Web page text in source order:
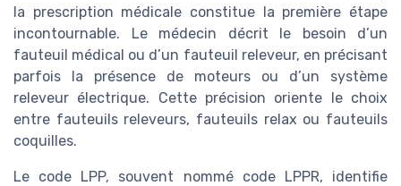
la prescription médicale constitue la première étape
incontournable. Le médecin décrit le besoin d’un
fauteuil médical ou d’un fauteuil releveur, en précisant
parfois la présence de moteurs ou d’un système
releveur électrique. Cette précision oriente le choix
entre fauteuils releveurs, fauteuils relax ou fauteuils
coquilles.
Le code LPP, souvent nommé code LPPR, identifie